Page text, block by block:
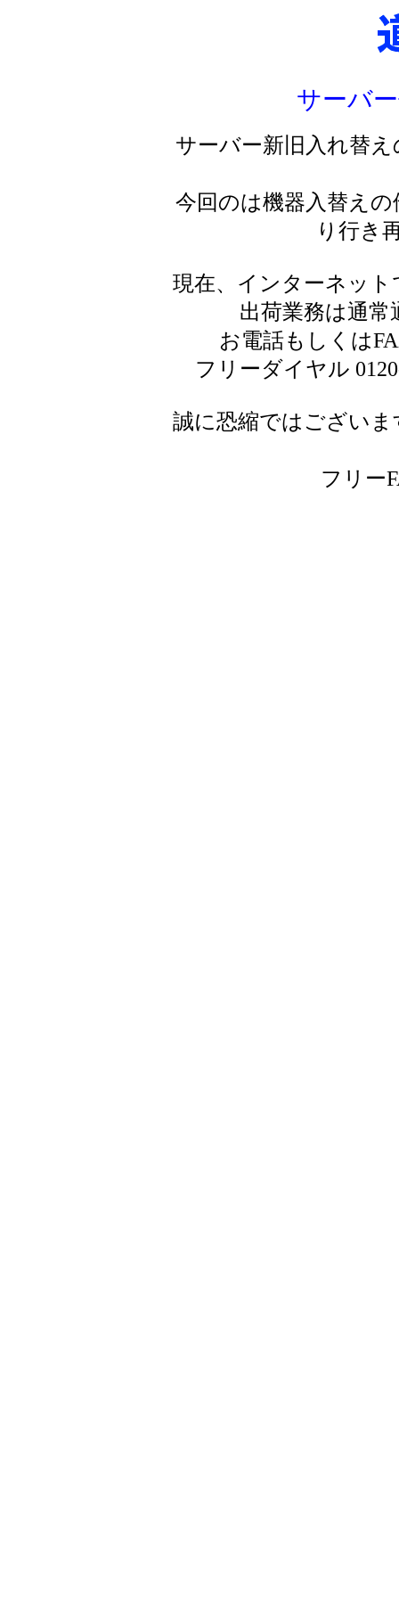
サーバ
サーバー新旧入れ替
今回のは機器入替え
り行き
現在、インターネッ
出荷業務は通
お電話もしくは
フリーダイヤル
誠に恐縮ではござい
フリー